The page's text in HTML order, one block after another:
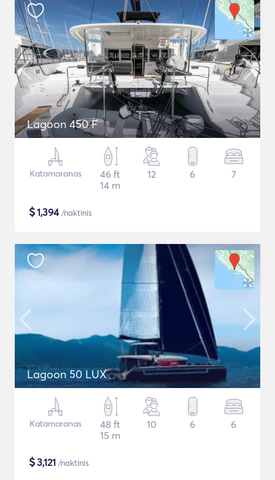
Lagoon 450 F
Katamaranas
46 ft
14 m
12 6 7
$1,394/naktinis
Lagoon 50 LUX
Katamaranas
48 ft
15 m
10 6 6
$3,121 /naktinis